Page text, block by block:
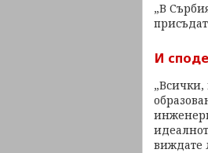
„В
И
виждате